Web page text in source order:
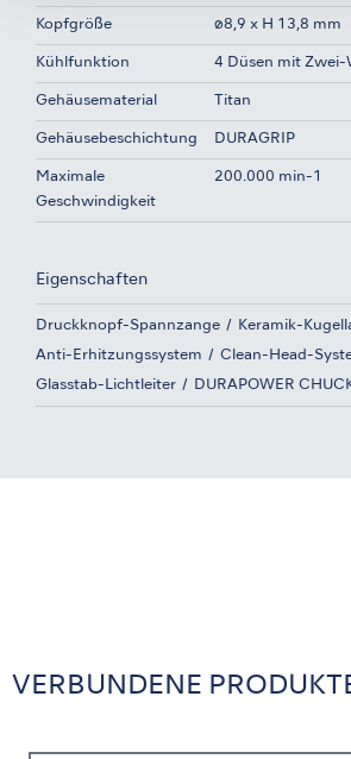
Kopfgröße ø8,9 x H 13,8 mm
Kühlfunktion 4 Düsen mit
Gehäusematerial Titan
Gehäusebeschichtung DURAGRIP
Maximale
Geschwindigkeit
200.000 min-1
Eigenschaften
Druckknopf-Spannzange Keramik-
Anti-Erhitzungssystem Clean-Head-
Glasstab-Lichtleiter DURAPOWER
VERBUNDENE